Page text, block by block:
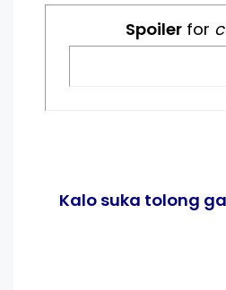
Spoilerfor
Kalo suka tolong